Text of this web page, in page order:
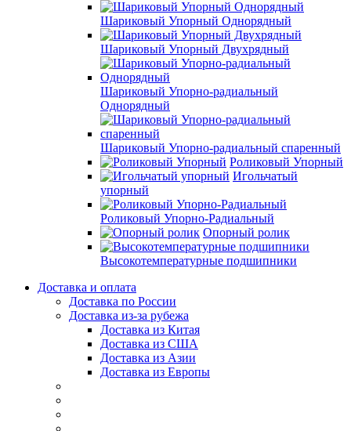
Шариковый Упорный Однорядный
Шариковый Упорный Двухрядный
Шариковый Упорно-радиальный
Однорядный
Шариковый Упорно-радиальный спаренный
Роликовый Упорный
Игольчатый
упорный
Роликовый Упорно-Радиальный
Опорный ролик
Высокотемпературные подшипники
Доставка и оплата
Доставка по России
Доставка из-за рубежа
Доставка из Китая
Доставка из США
Доставка из Азии
Доставка из Европы